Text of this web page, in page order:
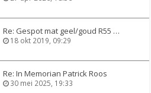
Re: Gespot mat geel/goud R55 …
18 okt 2019, 09:29
Re: In Memorian Patrick Roos
30 mei 2025, 19:33